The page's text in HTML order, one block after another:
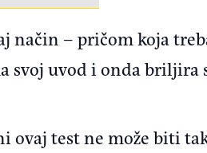
način – pričom koja
svoj uvod i onda briljira
ovaj test ne može biti